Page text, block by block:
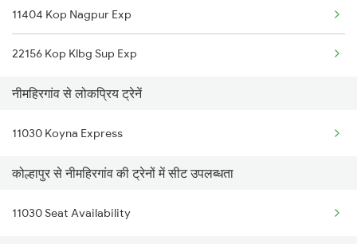
11404 Kop Nagpur Exp
22156 Kop Klbg Sup Exp
नीमहिरगांव से लोकप्रिय ट्रेनें
11030 Koyna Express
कोल्हापुर से नीमहिरगांव की ट्रेनों में सीट उपलब्धता
11030 Seat Availability